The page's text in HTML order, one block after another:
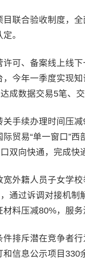
合验收制度，全
。
、备案线上线下
今年一季度实现
成数据交易5笔、交
续办理时间压减
贸易“单一窗口”
双向快通，完成快
籍人员子女学校
通过诉调对接机制
料压减80%，服务
斥潜在竞争者行
信息公示项目330